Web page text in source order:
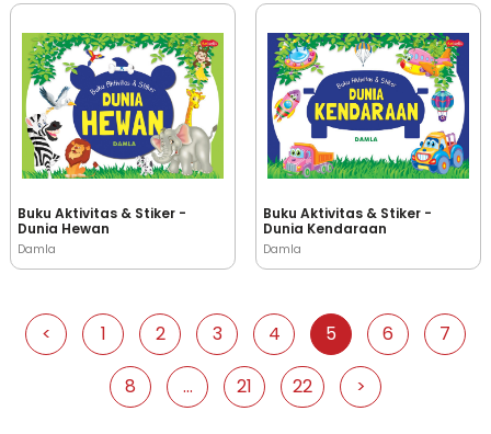
Buku Aktivitas & Stiker -
Dunia Hewan
Damla
Buku Aktivitas & Stiker -
Dunia Kendaraan
Damla
< 1 2 3 4 5 6 7
8 ... 21 22 >